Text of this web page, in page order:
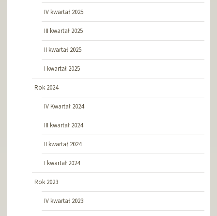
IV kwartał 2025
III kwartał 2025
II kwartał 2025
I kwartał 2025
Rok 2024
IV Kwartał 2024
III kwartał 2024
II kwartał 2024
I kwartał 2024
Rok 2023
IV kwartał 2023